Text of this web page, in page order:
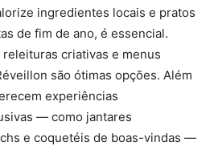
ingredientes locais e pratos
de fim de ano, é essencial.
releituras criativas e menus
são ótimas opções. Além
experiências
— como jantares
e coquetéis de boas-vindas —